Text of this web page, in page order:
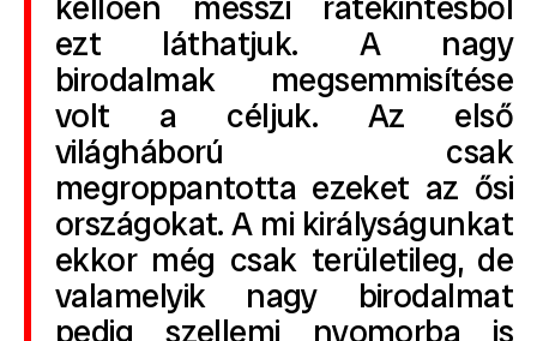
ezt láthatjuk. A nagy
birodalmak megsemmisítése
volt a céljuk. Az első
világháború csak
megroppantotta ezeket az ősi
országokat. A mi királyságunkat
ekkor még csak területileg, de
valamelyik nagy birodalmat